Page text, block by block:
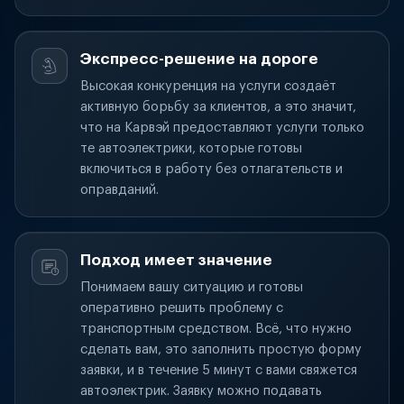
Экспресс-решение на дороге
Высокая конкуренция на услуги создаёт
активную борьбу за клиентов, а это значит,
что на Карвэй предоставляют услуги только
те автоэлектрики, которые готовы
включиться в работу без отлагательств и
оправданий.
Подход имеет значение
Понимаем вашу ситуацию и готовы
оперативно решить проблему с
транспортным средством. Всё, что нужно
сделать вам, это заполнить простую форму
заявки, и в течение 5 минут с вами свяжется
автоэлектрик. Заявку можно подавать